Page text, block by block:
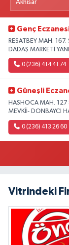
Genç
RESATBEY MAH.
DADAŞ MARKETİ YANI
0 (236) 414 41 74
Güneşli
HASHOCA MAH. 127
MEVKİİ- DONBAYCI
0 (236) 413 26 60
Vitrindeki